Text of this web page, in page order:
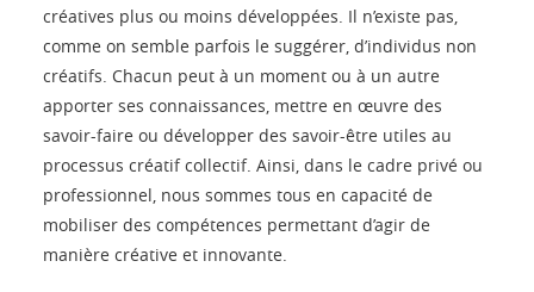
créatives plus ou moins développées. Il n’existe pas,
comme on semble parfois le suggérer, d’individus non
créatifs. Chacun peut à un moment ou à un autre
apporter ses connaissances, mettre en œuvre des
savoir-faire ou développer des savoir-être utiles au
processus créatif collectif. Ainsi, dans le cadre privé ou
professionnel, nous sommes tous en capacité de
mobiliser des compétences permettant d’agir de
manière créative et innovante.